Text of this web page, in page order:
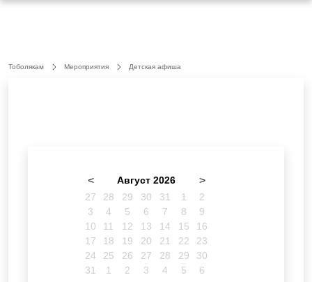
Тоболякам Мероприятия Детская афиша
< Август 2026 >
27 28 29 30 31 1
2
3
4 5 6 7 8
9
10
11 12 13 14 15
16
17
18 19 20 21 22
23
24
25 26 27 28 29
30
31
1 2 3 4 5 6